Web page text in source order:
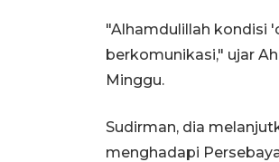
"Alhamdulillah kondisi
berkomunikasi," ujar
Minggu.
Sudirman, dia
menghadapi